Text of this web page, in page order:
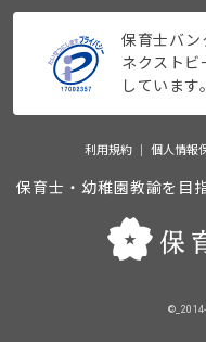
保育士バン
ネクストビ
しています。
利用規約 個人情報
保育士・幼稚園教諭を目